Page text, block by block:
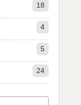
18
4
5
24